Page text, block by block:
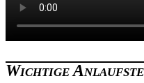
Wichtige